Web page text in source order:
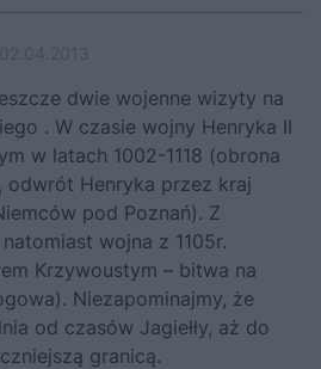
dwie wojenne wizyty na
. W czasie wojny Henryka II
w latach 1002-1118 (obrona
odwrót Henryka przez kraj
pod Poznań). Z
wojna z 1105r.
Krzywoustym – bitwa na
Niezapominajmy, że
od czasów Jagiełły, aż do
granicą.